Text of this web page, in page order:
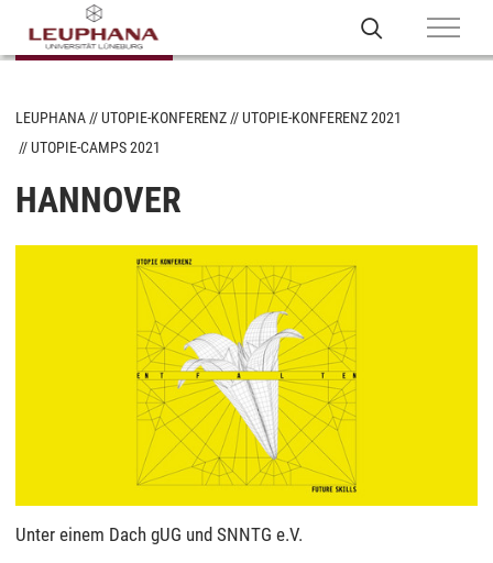
LEUPHANA UTOPIE-KONFERENZ
UTOPIE-KONFERENZ 2021
UTOPIE-CAMPS 2021
HANNOVER
Unter einem Dach gUG und SNNTG e.V.